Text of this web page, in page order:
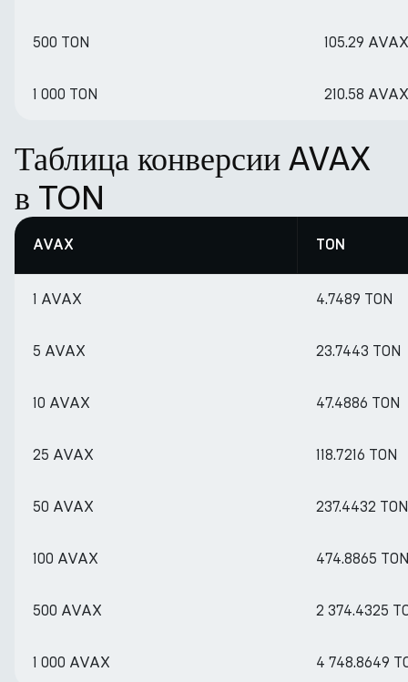
500 TON 105.29 AVAX
1 000 TON 210.58 AVAX
Таблица конверсии AVAX
в TON
AVAX TON
1 AVAX 4.7489 TON
5 AVAX 23.7443 TON
10 AVAX 47.4886 TON
25 AVAX 118.7216 TON
50 AVAX 237.4432 TON
100 AVAX 474.8865
500 AVAX 2 374.4325
1 000 AVAX 4 748.8649